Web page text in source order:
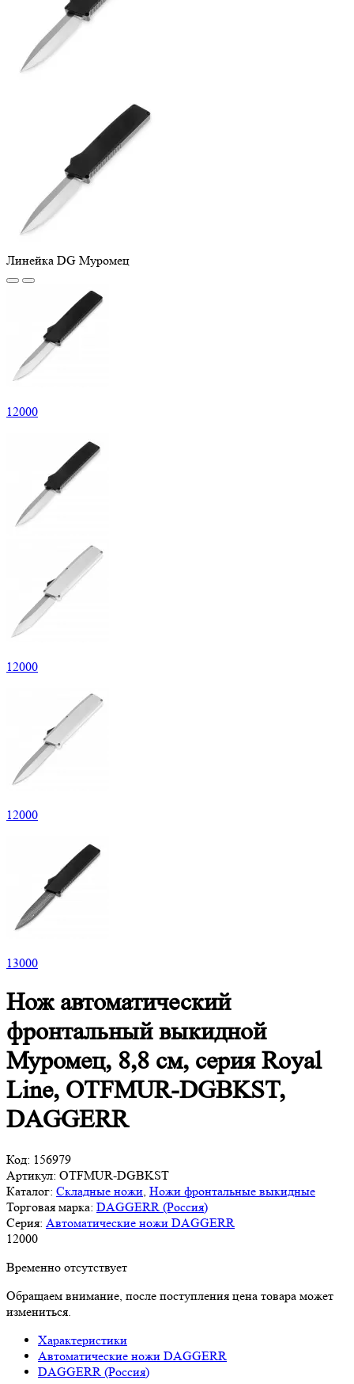
Линейка DG Муромец
12000
12000
12000
13000
Нож автоматический
фронтальный выкидной
Муромец, 8,8 см, серия Royal
Line, OTFMUR-DGBKST,
DAGGERR
Код: 156979
Артикул: OTFMUR-DGBKST
Каталог: Складные ножи Ножи фронтальные выкидные
Торговая марка: DAGGERR (Россия)
Серия: Автоматические ножи DAGGERR
12000
Временно отсутствует
Обращаем внимание, после поступления цена товара может
измениться.
Характеристики
Автоматические ножи DAGGERR
DAGGERR (Россия)